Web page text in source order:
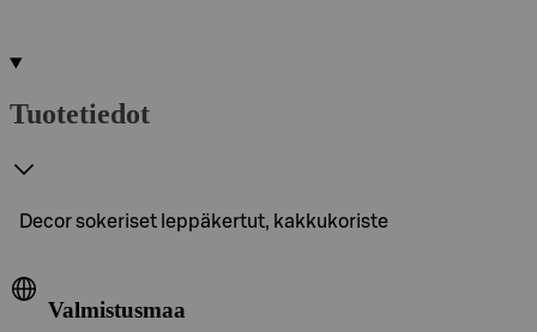
Tuotetiedot
Decor sokeriset leppäkertut, kakkukoriste
Valmistusmaa